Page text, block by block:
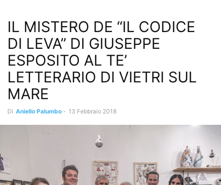
IL MISTERO DE “IL CODICE
DI LEVA” DI GIUSEPPE
ESPOSITO AL TE’
LETTERARIO DI VIETRI SUL
MARE
Di Aniello Palumbo - 13 Febbraio 2018